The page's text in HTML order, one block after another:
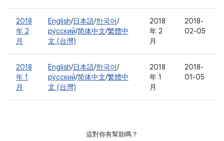
2018
年 2
月
English/日本語/한국어/
ру́сский/简体中文/繁體中
文 (台灣)
2018
年 2
月
2018-
02-05
2018
年 1
月
English/日本語/한국어/
ру́сский/简体中文/繁體中
文 (台灣)
2018
年 1
月
2018-
01-05
這對你有幫助嗎？